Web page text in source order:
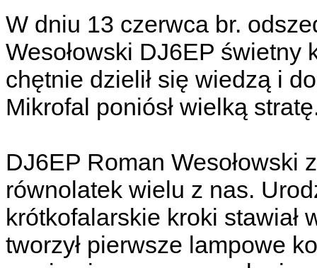
W dniu 13 czerwca br.
Wesołowski DJ6EP świetny
chętnie dzielił się wiedzą i
Mikrofal poniósł wielką
DJ6EP Roman Wesołowski
równolatek wielu z nas.
krótkofalarskie kroki stawiał
tworzył pierwsze lampowe